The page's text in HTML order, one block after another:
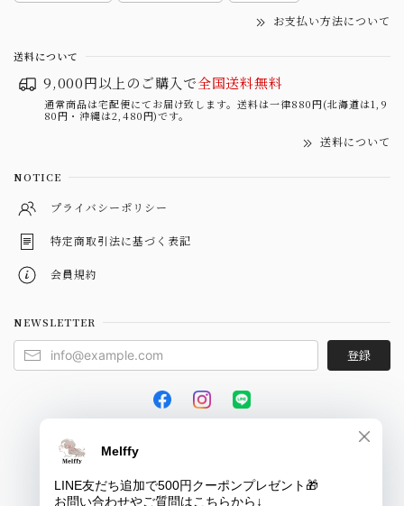
お支払い方法について
送料について
9,000円以上のご購入で全国送料無料
通常商品は宅配便にてお届け致します。送料は一律880円(北海道は1,9
80円・沖縄は2,480円)です。
送料について
NOTICE
プライバシーポリシー
特定商取引法に基づく表記
会員規約
NEWSLETTER
登録